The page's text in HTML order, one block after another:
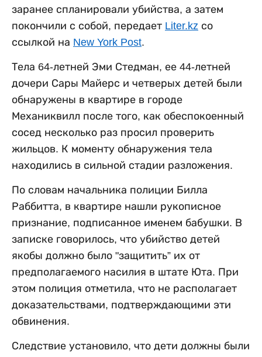
заранее спланировали убийства, а затем
покончили с собой, передает Liter.kz со
ссылкой на New York Post.
Тела 64-летней Эми Стедман, ее 44-летней
дочери Сары Майерс и четверых детей были
обнаружены в квартире в городе
Механиквилл после того, как обеспокоенный
сосед несколько раз просил проверить
жильцов. К моменту обнаружения тела
находились в сильной стадии разложения.
По словам начальника полиции Билла
Раббитта, в квартире нашли рукописное
признание, подписанное именем бабушки. В
записке говорилось, что убийство детей
якобы должно было "защитить” их от
предполагаемого насилия в штате Юта. При
этом полиция отметила, что не располагает
доказательствами, подтверждающими эти
обвинения.
Следствие установило, что дети должны были